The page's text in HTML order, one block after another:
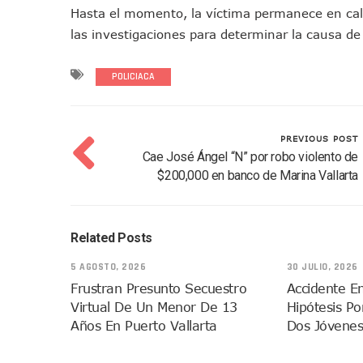
Oleaje Y Riesgo Por
“Kato” Supera El Abandono
Colectivos Piden A Lemus
Avenida Federación En
CEDHJ Señala Violaciones
Ayutla Bajo Investigación
Maleza Crece En
Lluvias E Inundaciones
Bruno Blancas Reúne A
Hasta el momento, la víctima permanece en
las investigaciones para determinar la causa
POLICIACA
PREVIOUS POST
Cae José Ángel “N” por robo violento de
$200,000 en banco de Marina Vallarta
Related Posts
5 AGOSTO, 2026
Frustran Presunto Secuestro
Virtual De Un Menor De 13
Años En Puerto Vallarta
30 JULIO, 2026
Accidente
Hipótesis
Dos